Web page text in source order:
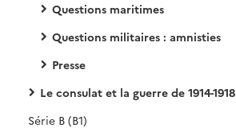
Questions maritimes
Questions militaires : amnisties
Presse
Le consulat et la guerre de 1914-1918
Série B (B1)